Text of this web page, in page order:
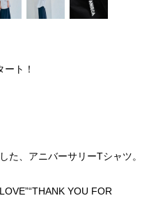
ト！
た、アニバーサリーTシャツ。
YOU FOR